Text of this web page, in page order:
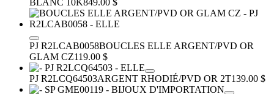
BLANC 10K849.00 $
PJ R2LCAB0058BOUCLES ELLE ARGENT/PVD OR
GLAM CZ119.00 $
PJ R2LCQ64503ARGENT RHODIÉ/PVD OR 2T139.00 $